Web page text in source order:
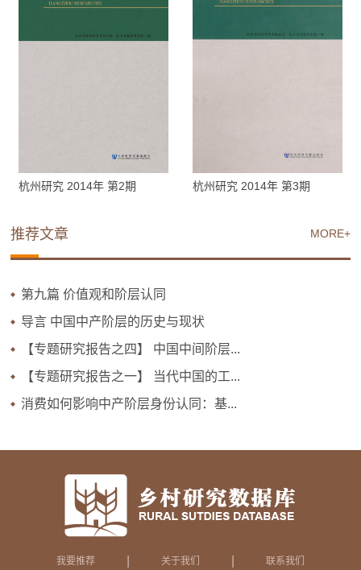
杭州研究 2014年 第2期 杭州研究 2014年 第3期
MORE+
推荐文章
第九篇 价值观和阶层认同
导言 中国中产阶层的历史与现状
【专题研究报告之四】 中国中间阶层...
【专题研究报告之一】 当代中国的工...
消费如何影响中产阶层身份认同：基...
我要推荐 关于我们 联系我们